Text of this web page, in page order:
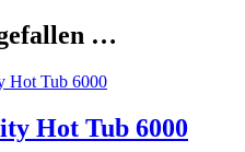
…
Hot Tub 6000